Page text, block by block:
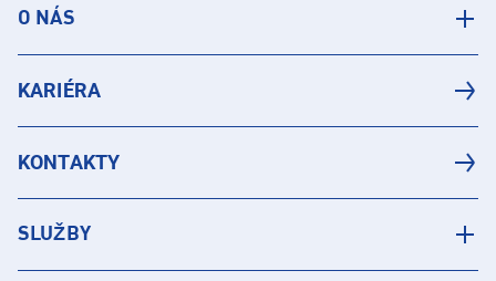
O NÁS
KARIÉRA
KONTAKTY
SLUŽBY